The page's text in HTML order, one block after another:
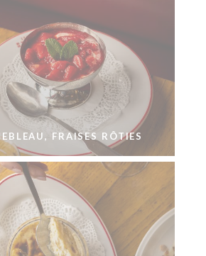
FRAISES RÔTIES